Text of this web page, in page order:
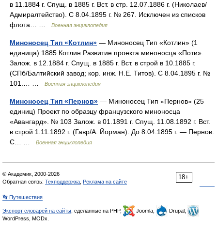
в 11.1884 г. Спущ. в 1885 г. Вст. в стр. 12.07.1886 г. (Николаев/
Адмиралтейство). С 8.04.1895 г. № 267. Исключен из списков
флота… …
Военная энциклопедия
Миноносец Тип «Котлин» — Миноносец Тип «Котлин» (1
единица) 1885 Котлин Развитие проекта миноносца «Поти».
Залож. в 12.1884 г. Спущ. в 1885 г. Вст. в строй в 10.1885 г.
(СПб/Балтийский завод; кор. инж. Н.Е. Титов). С 8.04.1895 г. №
101.… …
Военная энциклопедия
Миноносец Тип «Пернов» — Миноносец Тип «Пернов» (25
единиц) Проект по образцу французского миноносца
«Авангард». № 103 Залож. в 01.1891 г. Спущ. 11.08.1892 г. Вст.
в строй 1.11.1892 г. (Гавр/А. Йорман). До 8.04.1895 г. — Пернов.
С… …
Военная энциклопедия
18+
© Академик, 2000-2026
Обратная связь: Техподдержка Реклама на сайте
👣 Путешествия
Экспорт словарей на сайты , сделанные на PHP, Joomla,
Drupal,
WordPress, MODx.